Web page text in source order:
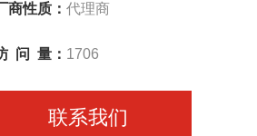
商性质： 代理商
问 量： 1706
联系我们